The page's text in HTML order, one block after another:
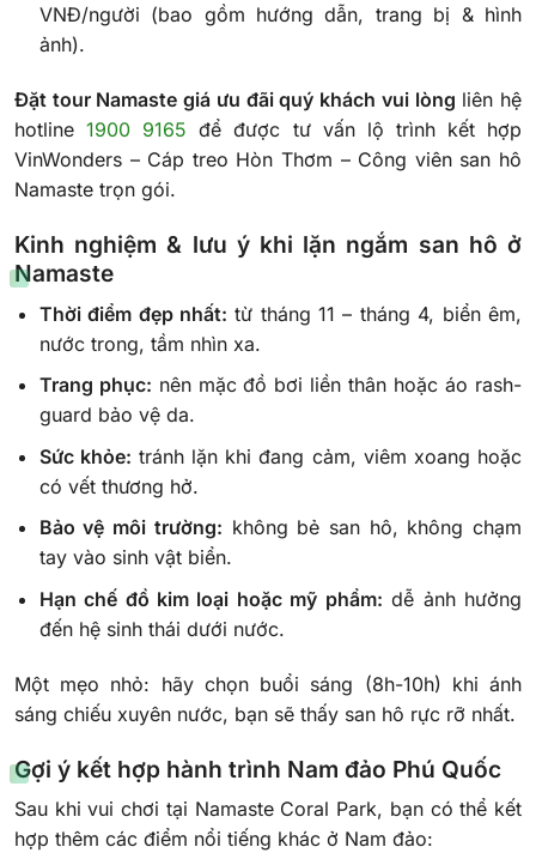
VNĐ/người (bao gồm hướng dẫn, trang bị & hình
ảnh).
Đặt tour Namaste giá ưu đãi quý khách vui lòng liên hệ
hotline1900 9165 để được tư vấn lộ trình kết hợp
VinWonders – Cáp treo Hòn Thơm – Công viên san hô
Namaste trọn gói.
Kinh nghiệm & lưu ý khi lặn ngắm san hô ở
Namaste
Thời điểm đẹp nhất: từ tháng 11 – tháng 4, biển êm,
nước trong, tầm nhìn xa.
Trang phục: nên mặc đồ bơi liền thân hoặc áo rash-
guard bảo vệ da.
Sức khỏe: tránh lặn khi đang cảm, viêm xoang hoặc
có vết thương hở.
Bảo vệ môi trường: không bẻ san hô, không chạm
tay vào sinh vật biển.
Hạn chế đồ kim loại hoặc mỹ phẩm: dễ ảnh hưởng
đến hệ sinh thái dưới nước.
Một mẹo nhỏ: hãy chọn buổi sáng (8h-10h) khi ánh
sáng chiếu xuyên nước, bạn sẽ thấy san hô rực rỡ nhất.
Gợi ý kết hợp hành trình Nam đảo Phú Quốc
Sau khi vui chơi tại Namaste Coral Park, bạn có thể kết
hợp thêm các điểm nổi tiếng khác ở Nam đảo: